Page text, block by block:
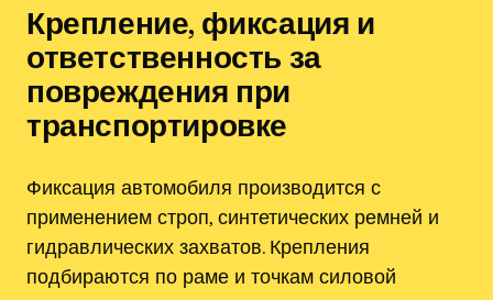
Крепление, фиксация и
ответственность за
повреждения при
транспортировке
Фиксация автомобиля производится с
применением строп, синтетических ремней и
гидравлических захватов. Крепления
подбираются по раме и точкам силовой